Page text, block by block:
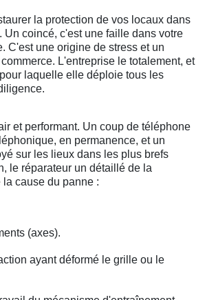
la protection de vos locaux dans
Un coincé, c'est une faille dans votre
C'est une origine de stress et un
L'entreprise le totalement, et
laquelle elle déploie tous les
et performant. Un coup de téléphone
en permanence, et un
sur les lieux dans les plus brefs
le réparateur un détaillé de la
cause du panne :
(axes).
ayant déformé le grille ou le